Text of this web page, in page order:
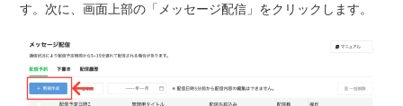
す。次に、画面上部の「メッセージ配信」をクリックします。